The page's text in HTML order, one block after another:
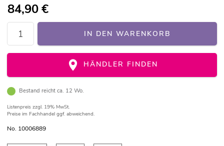
84,90€
IN DEN WARENKORB
HÄNDLER FINDEN
Bestand reicht ca. 12 Wo.
Listenpreis zzgl. 19% MwSt.
Preise im Fachhandel ggf. abweichend.
No. 10006889